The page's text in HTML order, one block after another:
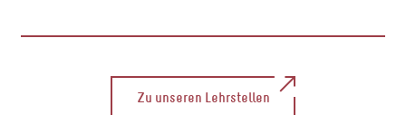
Zu unseren Lehrstellen